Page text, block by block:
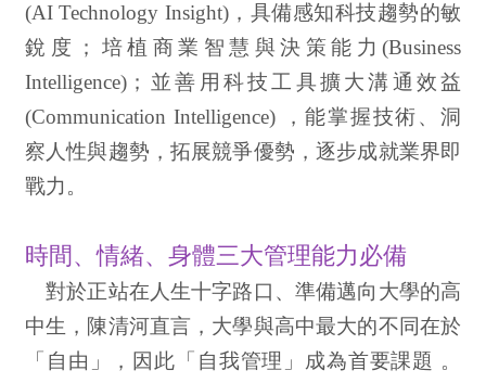
(AI Technology Insight)，具備感知科技趨勢的敏
銳度；培植商業智慧與決策能力(Business
Intelligence)；並善用科技工具擴大溝通效益
(Communication Intelligence) ，能掌握技術、洞
察人性與趨勢，拓展競爭優勢，逐步成就業界即
戰力。
時間、情緒、身體三大管理能力必備
對於正站在人生十字路口、準備邁向大學的高
中生，陳清河直言，大學與高中最大的不同在於
「自由」，因此「自我管理」成為首要課題 。